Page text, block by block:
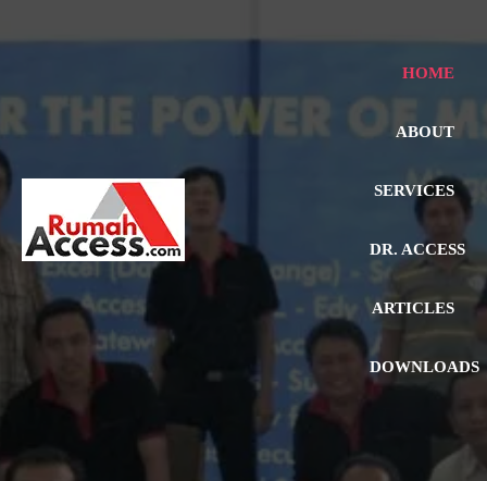
HOME
ABOUT
SERVICES
DR. ACCESS
ARTICLES
DOWNLOADS